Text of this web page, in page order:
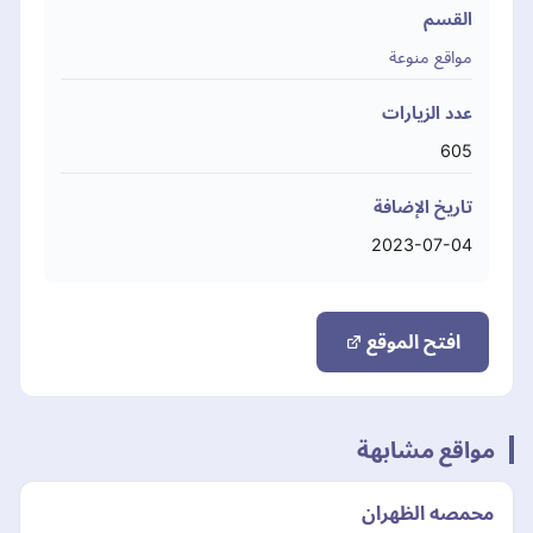
القسم
مواقع منوعة
عدد الزيارات
605
تاريخ الإضافة
2023-07-04
افتح الموقع
مواقع مشابهة
محمصه الظهران